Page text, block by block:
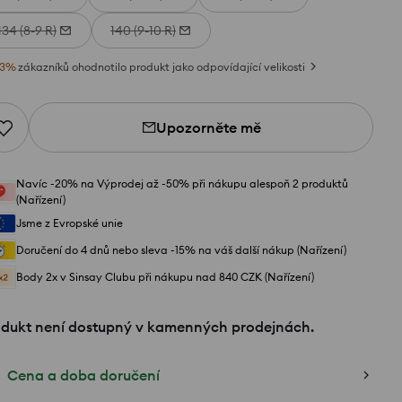
(8-9 R) 140 (9-10 R)
%zákazníků ohodnotilo produkt jako odpovídající velikosti
Upozorněte mě
Navíc -20% na Výprodej až -50% při nákupu alespoň 2 produktů
(Nařízení)
Jsme z Evropské unie
Doručení do 4 dnů nebo sleva -15% na váš další nákup (Nařízení)
Body 2x v Sinsay Clubu při nákupu nad 840 CZK (Nařízení)
není dostupný v kamenných prodejnách.
Cena a doba doručení